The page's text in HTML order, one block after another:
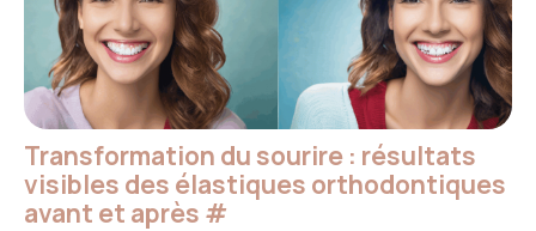
Transformation du sourire : résultats
visibles des élastiques orthodontiques
avant et après #